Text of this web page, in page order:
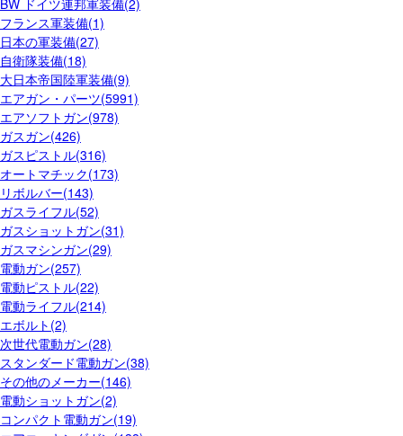
BW ドイツ連邦軍装備(2)
フランス軍装備(1)
日本の軍装備(27)
自衛隊装備(18)
大日本帝国陸軍装備(9)
エアガン・パーツ(5991)
エアソフトガン(978)
ガスガン(426)
ガスピストル(316)
オートマチック(173)
リボルバー(143)
ガスライフル(52)
ガスショットガン(31)
ガスマシンガン(29)
電動ガン(257)
電動ピストル(22)
電動ライフル(214)
エボルト(2)
次世代電動ガン(28)
スタンダード電動ガン(38)
その他のメーカー(146)
電動ショットガン(2)
コンパクト電動ガン(19)